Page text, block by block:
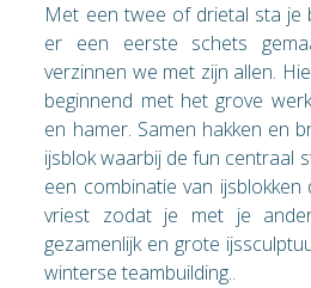
Met een twee of drietal sta je
er een eerste schets
verzinnen we met zijn allen.
beginnend met het grove
en hamer. Samen hakken en
ijsblok waarbij de fun centraal
een combinatie van
vriest zodat je met je
gezamenlijk en grote
winterse teambuilding..